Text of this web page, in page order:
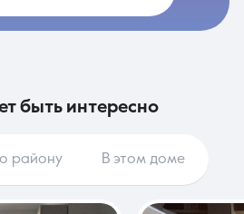
быть интересно
району В этом доме